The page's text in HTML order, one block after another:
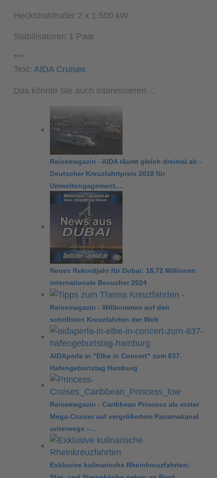
Heckstrahlruder 2 x 1.500 kW
Stabilisatoren 1 Paar
***
Text:AIDA Cruises
Das könnte Sie auch interessieren ...
Reisemagazin - AIDA räumt gleich dreimal ab -
Deutscher Kreuzfahrtpreis 2018 für
Umweltengagement,…
Neues Rekordjahr für Dubai: 18,72 Millionen
internationale Besucher 2024
Reisemagazin - Willkommen auf den
schrillsten Kreuzfahrten der Welt
AIDAperla in "Elbe in Concert" zum 837.
Hafengeburtstag Hamburg
Reisemagazin - Caribbean Princess als erster
Mega-Cruiser auf vergrößertem Panamakanal
unterwegs –…
Exklusive kulinarische Rheinkreuzfahrten: